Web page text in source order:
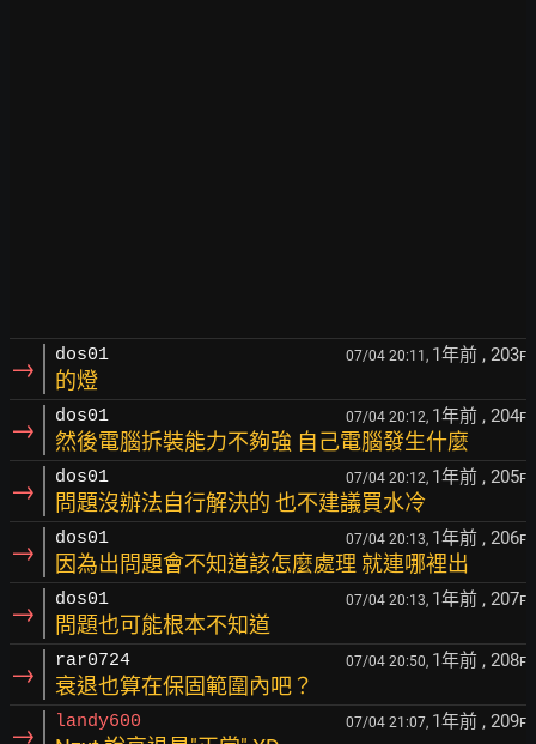
→ dos01 07/04 20:11, 1年前 , 203F
的燈
→ dos01 07/04 20:12, 1年前 , 204F
然後電腦拆裝能力不夠強 自己電腦發生什麼
→ dos01 07/04 20:12, 1年前 , 205F
問題沒辦法自行解決的 也不建議買水冷
→ dos01 07/04 20:13, 1年前 , 206F
因為出問題會不知道該怎麼處理 就連哪裡出
→ dos01 07/04 20:13, 1年前 , 207F
問題也可能根本不知道
→ rar0724 07/04 20:50, 1年前 , 208F
衰退也算在保固範圍內吧？
→ landy600 07/04 21:07, 1年前 , 209F